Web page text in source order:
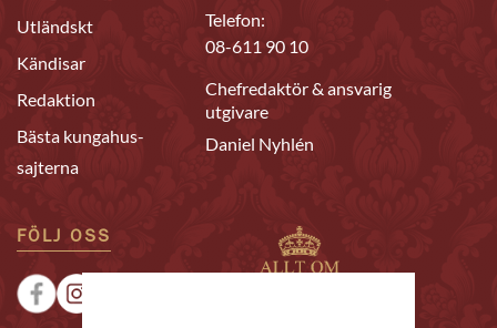
Utländskt
Kändisar
Redaktion
Bästa kungahus-
sajterna
Telefon:
08-611 90 10
Chefredaktör & ansvarig
utgivare
Daniel Nyhlén
FÖLJ OSS